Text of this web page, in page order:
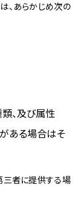
、あらかじめ次の
、及び属性
ある場合はそ
三者に提供する場